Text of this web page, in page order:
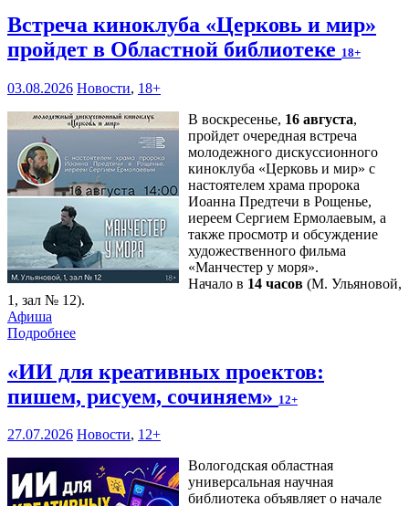
Встреча киноклуба «Церковь и мир»
пройдет в Областной библиотеке 18+
03.08.2026 Новости, 18+
В воскресенье, 16 августа,
пройдет очередная встреча
молодежного дискуссионного
киноклуба «Церковь и мир» с
настоятелем храма пророка
Иоанна Предтечи в Рощенье,
иереем Сергием Ермолаевым, а
также просмотр и обсуждение
художественного фильма
«Манчестер у моря».
Начало в 14 часов (М. Ульяновой,
1, зал № 12).
Афиша
Подробнее
«ИИ для креативных проектов:
пишем, рисуем, сочиняем» 12+
27.07.2026 Новости, 12+
Вологодская областная
универсальная научная
библиотека объявляет о начале